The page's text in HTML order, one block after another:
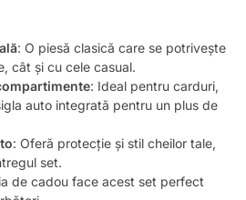
: O piesă clasică care se potrivește
cât și cu cele casual.
: Ideal pentru carduri,
auto integrată pentru un plus de
: Oferă protecție și stil cheilor tale,
set.
de cadou face acest set perfect